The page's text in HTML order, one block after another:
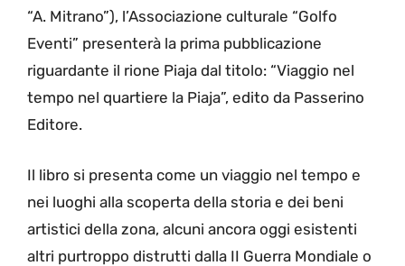
“A. Mitrano”), l’Associazione culturale “Golfo
Eventi” presenterà la prima pubblicazione
riguardante il rione Piaja dal titolo: “Viaggio nel
tempo nel quartiere la Piaja”, edito da Passerino
Editore.
Il libro si presenta come un viaggio nel tempo e
nei luoghi alla scoperta della storia e dei beni
artistici della zona, alcuni ancora oggi esistenti
altri purtroppo distrutti dalla II Guerra Mondiale o